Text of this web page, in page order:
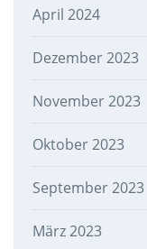
April 2024
Dezember 2023
November 2023
Oktober 2023
September 2023
März 2023